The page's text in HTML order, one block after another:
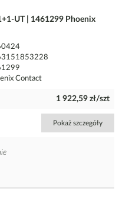
UT | 1461299 Phoenix
Contact
1 922,59 zł/szt
Pokaż szczegóły